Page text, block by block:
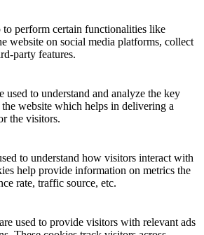
perform certain functionalities like
website on social media platforms, collect
party features.
used to understand and analyze the key
website which helps in delivering a
the visitors.
to understand how visitors interact with
help provide information on metrics the
rate, traffic source, etc.
used to provide visitors with relevant ads